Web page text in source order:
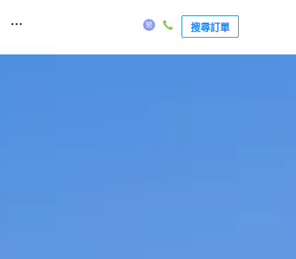
... 搜尋訂單